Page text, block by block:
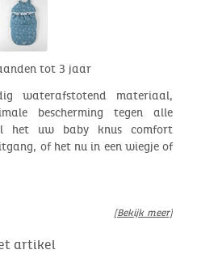
tot 3 jaar
waterafstotend materiaal,
bescherming tegen alle
het uw baby knus comfort
of het nu in een wiegje of
[Bekijk meer]
artikel